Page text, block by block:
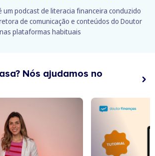
um podcast de literacia financeira conduzido
de comunicação e conteúdos do Doutor
plataformas habituais
Nós ajudamos no